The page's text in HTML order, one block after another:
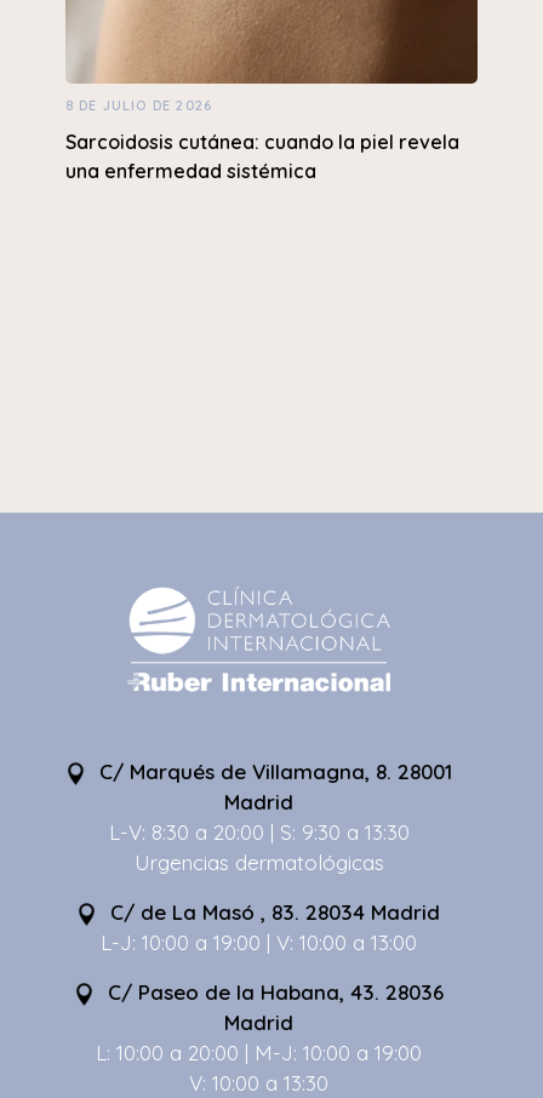
8 DE JULIO DE 2026
Sarcoidosis cutánea: cuando la piel revela
una enfermedad sistémica
C/ Marqués de Villamagna, 8. 28001
Madrid
L-V: 8:30 a 20:00 | S: 9:30 a 13:30
Urgencias dermatológicas
C/ de La Masó , 83. 28034 Madrid
L-J: 10:00 a 19:00 | V: 10:00 a 13:00
C/ Paseo de la Habana, 43. 28036
Madrid
L: 10:00 a 20:00 | M-J: 10:00 a 19:00
V: 10:00 a 13:30